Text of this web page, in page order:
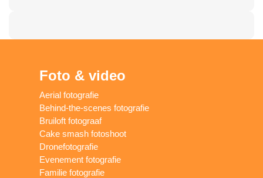
Foto & video
Aerial fotografie
Behind-the-scenes fotografie
Bruiloft fotograaf
Cake smash fotoshoot
Dronefotografie
Evenement fotografie
Familie fotografie